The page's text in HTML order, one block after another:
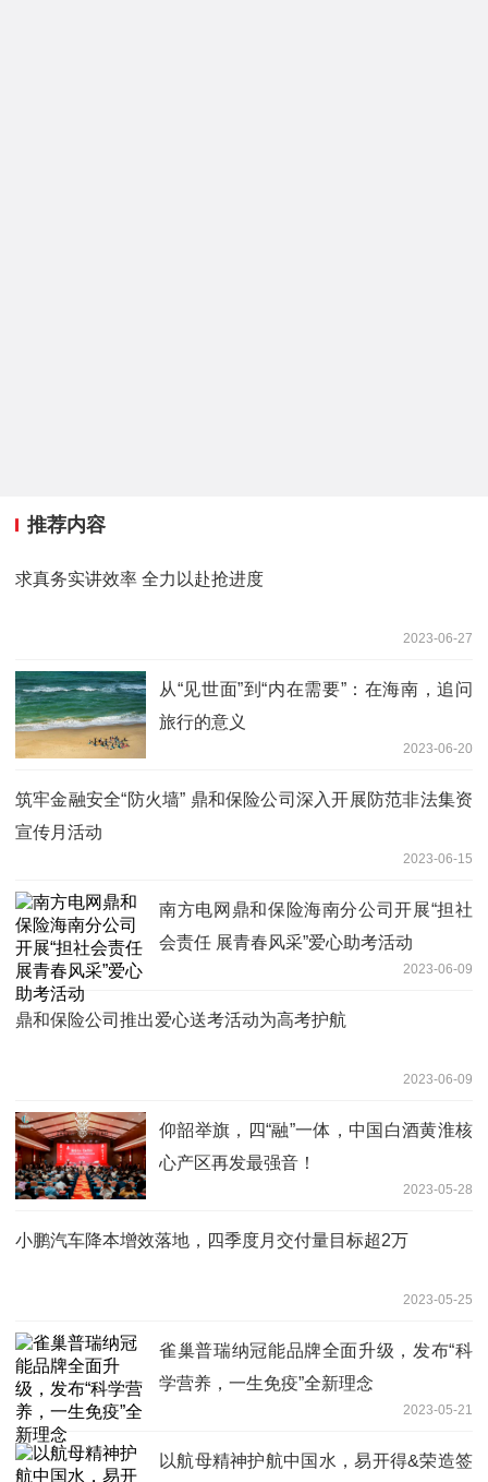
推荐内容
求真务实讲效率 全力以赴抢进度
2023-06-27
从“见世面”到“内在需要”：在海南，追问
旅行的意义
2023-06-20
筑牢金融安全“防火墙” 鼎和保险公司深入开展防范非法集资
宣传月活动
2023-06-15
南方电网鼎和保险海南分公司开展“担社
会责任 展青春风采”爱心助考活动
2023-06-09
鼎和保险公司推出爱心送考活动为高考护航
2023-06-09
仰韶举旗，四“融”一体，中国白酒黄淮核
心产区再发最强音！
2023-05-28
小鹏汽车降本增效落地，四季度月交付量目标超2万
2023-05-25
雀巢普瑞纳冠能品牌全面升级，发布“科
学营养，一生免疫”全新理念
2023-05-21
以航母精神护航中国水，易开得&荣造签